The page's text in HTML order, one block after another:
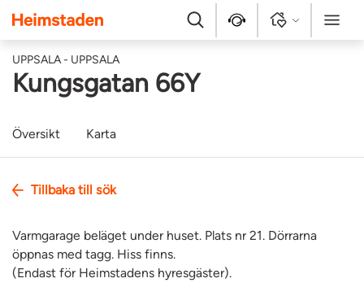
Heimstaden
Sök Kontakt Logga in Meny
UPPSALA - UPPSALA
Kungsgatan 66Y
Översikt Karta
Tillbaka till sök
Varmgarage beläget under huset. Plats nr 21. Dörrarna
öppnas med tagg. Hiss finns.
(Endast för Heimstadens hyresgäster).